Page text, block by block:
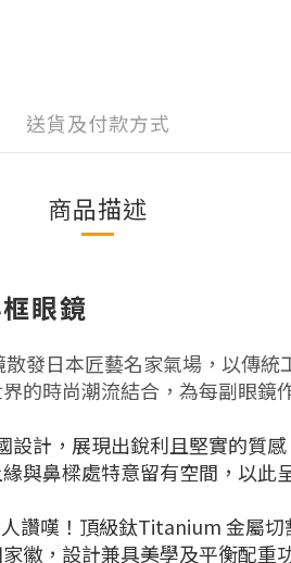
送貨及付款方式
商品描述
眼鏡
發日本匠藝名家氣場，以傳統
的時尚潮流結合，為每副眼鏡
計，展現出銳利且堅實的質感
與鼻樑處特意留有空間，以此
讚嘆！頂級鈦Titanium 金屬切
徽， 設計兼具美學及平衡配重